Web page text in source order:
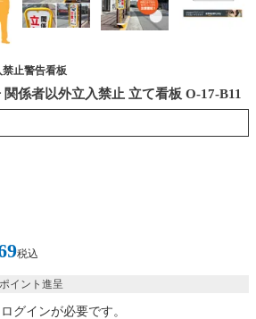
止警告看板
係者以外立入禁止 立て看板 O-17-B11
税込
ポイント進呈
グインが必要です。